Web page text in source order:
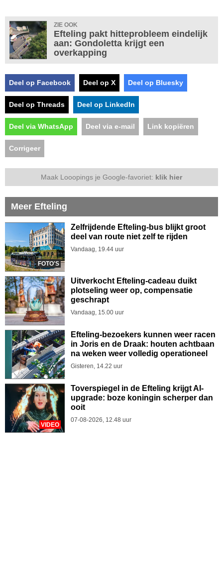
ZIE OOK
Efteling pakt hitteprobleem eindelijk
aan: Gondoletta krijgt een
overkapping
Deel op Facebook Deel op X Deel op Bluesky
Deel op Threads Deel op LinkedIn
Deel via WhatsApp Deel via e-mail Link kopiëren
Corrigeer
Maak Looopings je Google-favoriet: klik hier
Meer Efteling
FOTO'S
Zelfrijdende Efteling-bus blijkt groot
deel van route niet zelf te rijden
Vandaag, 19.44 uur
Uitverkocht Efteling-cadeau duikt
plotseling weer op, compensatie
geschrapt
Vandaag, 15.00 uur
Efteling-bezoekers kunnen weer racen
in Joris en de Draak: houten achtbaan
na weken weer volledig operationeel
Gisteren, 14.22 uur
VIDEO
Toverspiegel in de Efteling krijgt AI-
upgrade: boze koningin scherper dan
ooit
07-08-2026, 12.48 uur